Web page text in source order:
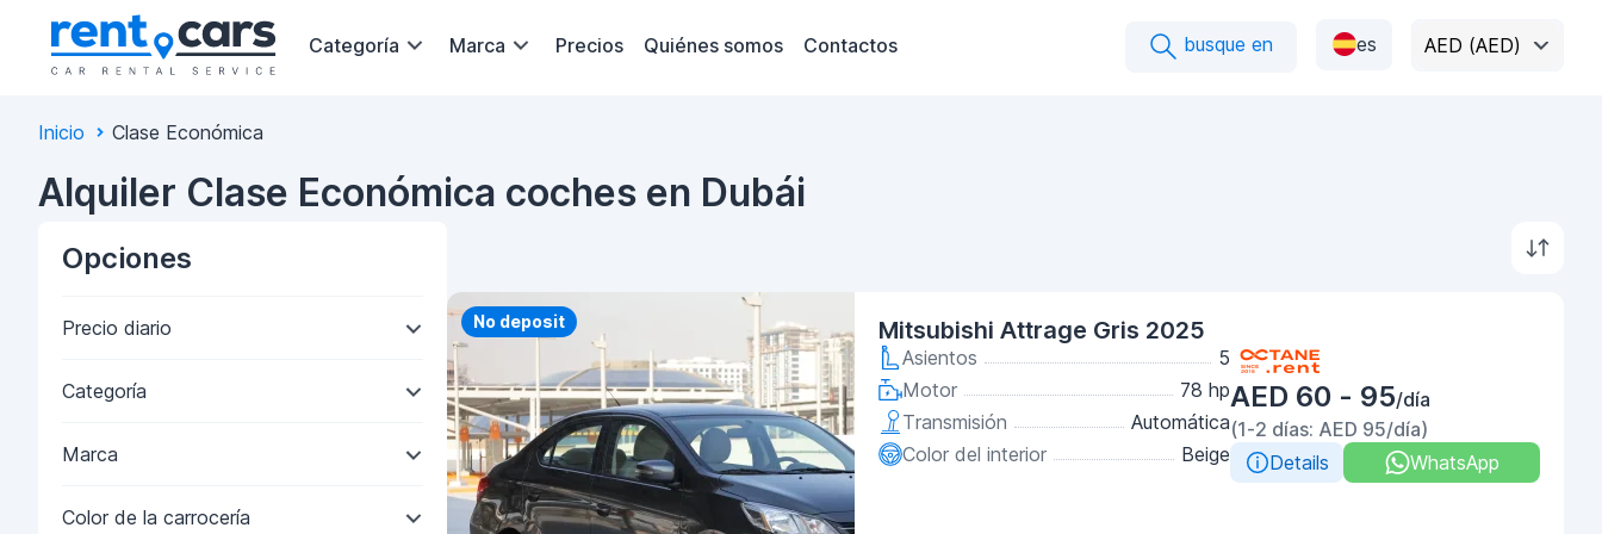
Categoría Marca Precios Quiénes somos Contactos busque en es AED (AED)
Inicio Clase Económica
Alquiler Clase Económica coches en Dubái
Opciones
Precio diario
Categoría
Marca
Color de la carrocería
Priority
No deposit Mitsubishi Attrage Gris 2025
Asientos
5
Motor
78 hp
Transmisión
Automática
Color del interior
Beige
AED 60 - 95/día
(1-2 días: AED 95/día)
Details
WhatsApp